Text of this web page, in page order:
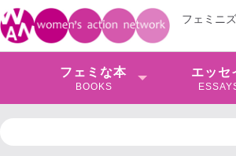
フェミニ
フェミな本
BOOKS
エッセ